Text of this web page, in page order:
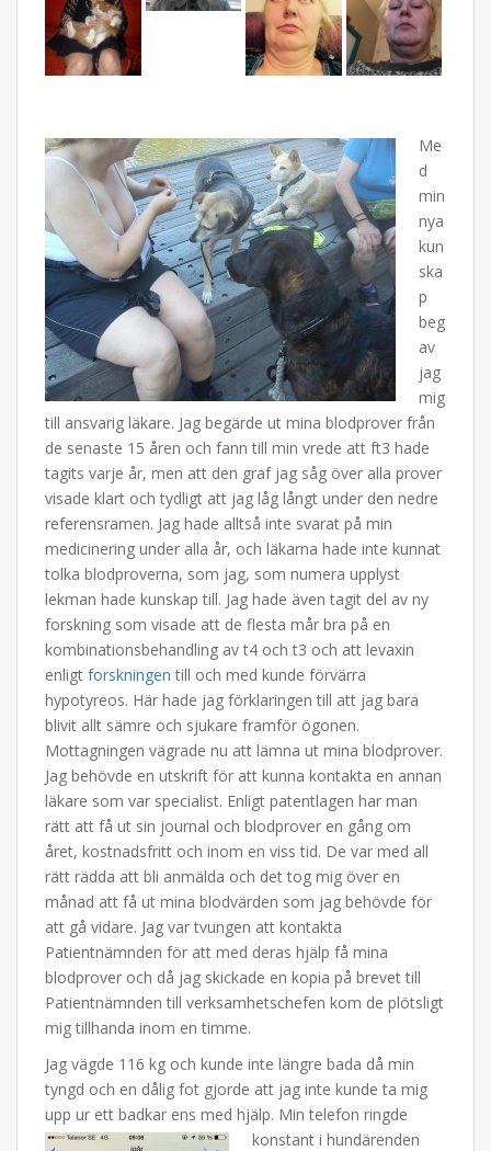
Me
d
min
nya
kun
ska
p
beg
av
jag
mig
till ansvarig läkare. Jag begärde ut mina blodprover från
de senaste 15 åren och fann till min vrede att ft3 hade
tagits varje år, men att den graf jag såg över alla prover
visade klart och tydligt att jag låg långt under den nedre
referensramen. Jag hade alltså inte svarat på min
medicinering under alla år, och läkarna hade inte kunnat
tolka blodproverna, som jag, som numera upplyst
lekman hade kunskap till. Jag hade även tagit del av ny
forskning som visade att de flesta mår bra på en
kombinationsbehandling av t4 och t3 och att levaxin
enligt forskningen till och med kunde förvärra
hypotyreos. Här hade jag förklaringen till att jag bara
blivit allt sämre och sjukare framför ögonen.
Mottagningen vägrade nu att lämna ut mina blodprover.
Jag behövde en utskrift för att kunna kontakta en annan
läkare som var specialist. Enligt patentlagen har man
rätt att få ut sin journal och blodprover en gång om
året, kostnadsfritt och inom en viss tid. De var med all
rätt rädda att bli anmälda och det tog mig över en
månad att få ut mina blodvärden som jag behövde för
att gå vidare. Jag var tvungen att kontakta
Patientnämnden för att med deras hjälp få mina
blodprover och då jag skickade en kopia på brevet till
Patientnämnden till verksamhetschefen kom de plötsligt
mig tillhanda inom en timme.
Jag vägde 116 kg och kunde inte längre bada då min
tyngd och en dålig fot gjorde att jag inte kunde ta mig
upp ur ett badkar ens med hjälp. Min telefon ringde
konstant i hundärenden